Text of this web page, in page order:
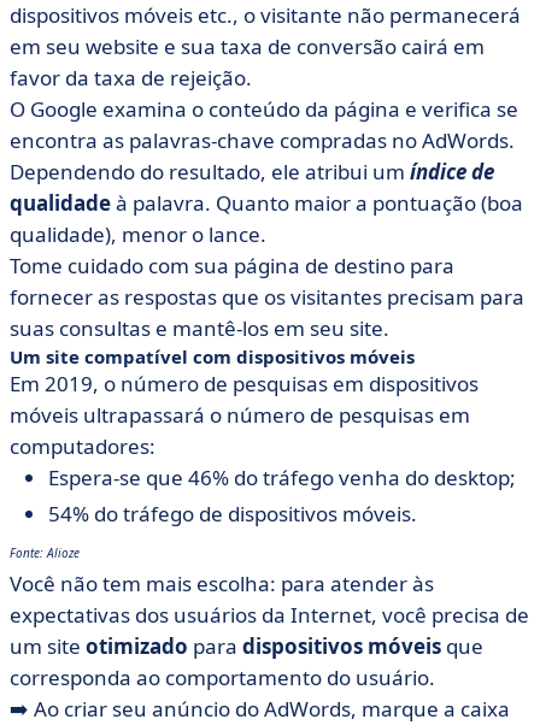
dispositivos móveis etc., o visitante não permanecerá
em seu website e sua taxa de conversão cairá em
favor da taxa de rejeição.
O Google examina o conteúdo da página e verifica se
encontra as palavras-chave compradas no AdWords.
Dependendo do resultado, ele atribui um índice de
qualidadeà palavra. Quanto maior a pontuação (boa
qualidade), menor o lance.
Tome cuidado com sua página de destino para
fornecer as respostas que os visitantes precisam para
suas consultas e mantê-los em seu site.
Um site compatível com dispositivos móveis
Em 2019, o número de pesquisas em dispositivos
móveis ultrapassará o número de pesquisas em
computadores:
Espera-se que 46% do tráfego venha do desktop;
54% do tráfego de dispositivos móveis.
Fonte: Alioze
Você não tem mais escolha: para atender às
expectativas dos usuários da Internet, você precisa de
um site otimizado para dispositivos móveis que
corresponda ao comportamento do usuário.
➡️ Ao criar seu anúncio do AdWords, marque a caixa